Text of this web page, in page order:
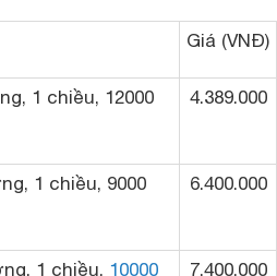
Giá (VNĐ)
1 chiều, 12000
4.389.000
1 chiều, 9000
6.400.000
1 chiều, 10000
7.400.000